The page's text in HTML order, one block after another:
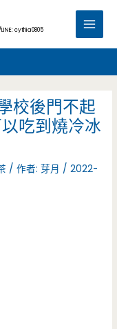
cythia0805
Main
校後門不起
吃到燒冷冰
/ 作者:芽月 /2022-